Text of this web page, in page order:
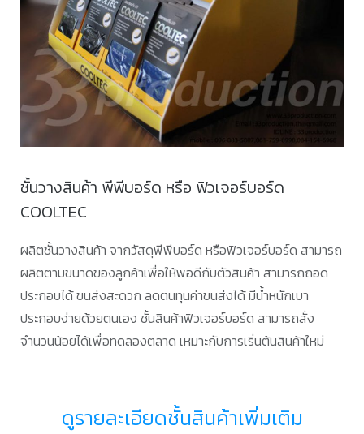
ชั้นวางสินค้า พีพีบอร์ด หรือ ฟิวเจอร์บอร์ด
COOLTEC
ผลิตชั้นวางสินค้า จากวัสดุพีพีบอร์ด หรือฟิวเจอร์บอร์ด สามารถ
ผลิตตามขนาดของลูกค้าเพื่อให้พอดีกับตัวสินค้า สามารถถอด
ประกอบได้ ขนส่งสะดวก ลดตนทุนค่าขนส่งได้ มีน้ำหนักเบา
ประกอบง่ายด้วยตนเอง ชั้นสินค้าฟิวเจอร์บอร์ด สามารถสั่ง
จำนวนน้อยได้เพื่อทดลองตลาด เหมาะกับการเริ่นต้นสินค้าใหม่
ดูรายละเอียดชั้นสินค้าเพิ่มเติม